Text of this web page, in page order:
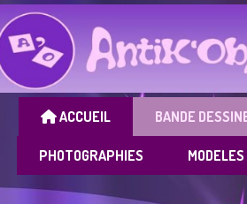
ACCUEIL BANDE
PHOTOGRAPHIES
des cookies